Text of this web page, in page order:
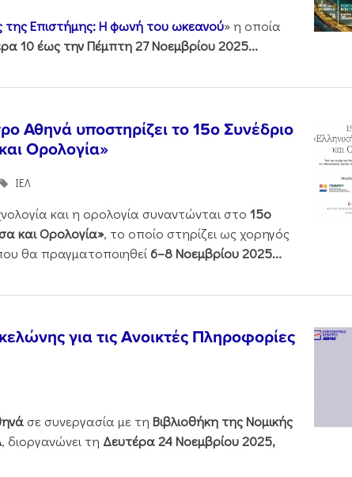
της Επιστήμης: Η φωνή του ωκεανού» η οποία
10 έως την Πέμπτη 27 Νοεμβρίου 2025...
Αθηνά υποστηρίζει το 15ο Συνέδριο
Ορολογία»
ΙΕΛ
και η ορολογία συναντώνται στο 15ο
και Ορολογία», το οποίο στηρίζει ως χορηγός
θα πραγματοποιηθεί 6–8 Νοεμβρίου 2025...
για τις Ανοικτές Πληροφορίες
σε συνεργασία με τη Βιβλιοθήκη της Νομικής
, διοργανώνει τη Δευτέρα 24 Νοεμβρίου 2025,